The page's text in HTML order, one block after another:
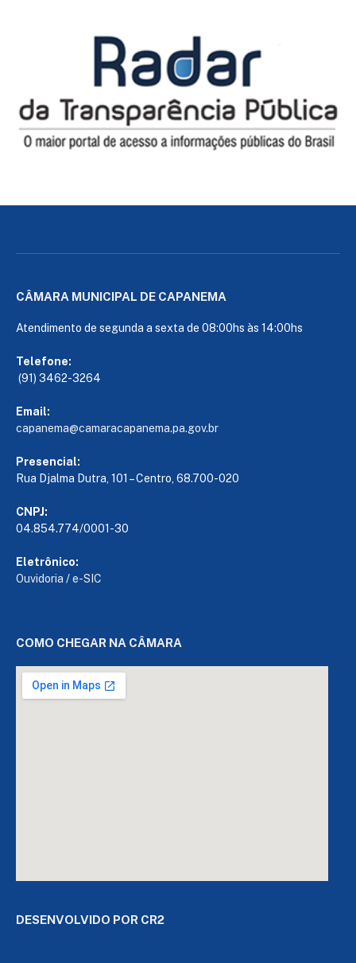
CÂMARA MUNICIPAL DE CAPANEMA
Atendimento de segunda a sexta de 08:00hs às 14:00hs
Telefone:
(91) 3462-3264
Email:
capanema@camaracapanema.pa.gov.br
Presencial:
Rua Djalma Dutra, 101 – Centro, 68.700-020
CNPJ:
04.854.774/0001-30
Eletrônico:
Ouvidoria /e-SIC
COMO CHEGAR NA CÂMARA
DESENVOLVIDO POR CR2